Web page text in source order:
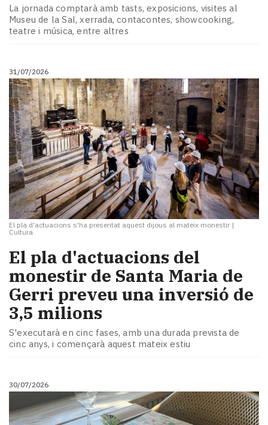
La jornada comptarà amb tasts, exposicions, visites al
Museu de la Sal, xerrada, contacontes, showcooking,
teatre i música, entre altres
31/07/2026
El pla d'actuacions s'ha presentat aquest dijous al mateix monestir |
Cultura
El pla d'actuacions del
monestir de Santa Maria de
Gerri preveu una inversió de
3,5 milions
S'executarà en cinc fases, amb una durada prevista de
cinc anys, i començarà aquest mateix estiu
30/07/2026